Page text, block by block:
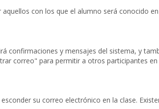
con los que el alumno será conocido
confirmaciones y mensajes del sistema, y
correo" para permitir a otros participantes
su correo electrónico en la clase.